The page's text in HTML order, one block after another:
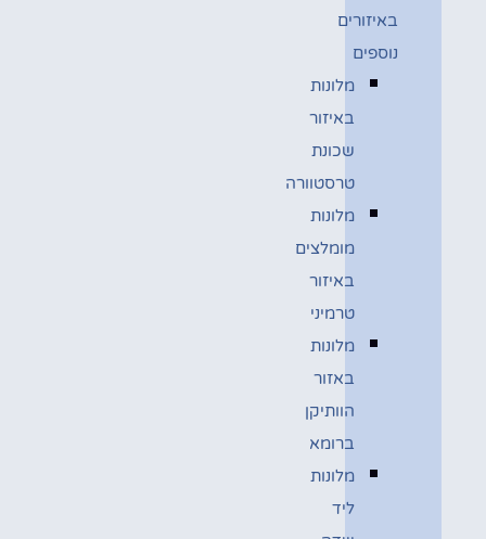
באיזורים
נוספים
מלונות
באיזור
שכונת
טרסטוורה
מלונות
מומלצים
באיזור
טרמיני
מלונות
באזור
הוותיקן
ברומא
מלונות
ליד